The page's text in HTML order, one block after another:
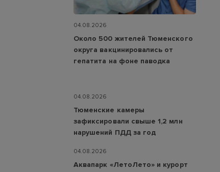
04.08.2026
Около 500 жителей Тюменского
округа вакцинировались от
гепатита на фоне паводка
04.08.2026
Тюменские камеры
зафиксировали свыше 1,2 млн
нарушений ПДД за год
04.08.2026
Аквапарк «ЛетоЛето» и курорт